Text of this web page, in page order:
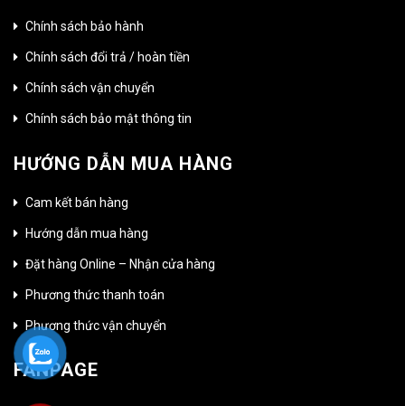
Chính sách bảo hành
Chính sách đổi trả / hoàn tiền
Chính sách vận chuyển
Chính sách bảo mật thông tin
HƯỚNG DẪN MUA HÀNG
Cam kết bán hàng
Hướng dẫn mua hàng
Đặt hàng Online – Nhận cửa hàng
Phương thức thanh toán
Phương thức vận chuyển
FANPAGE